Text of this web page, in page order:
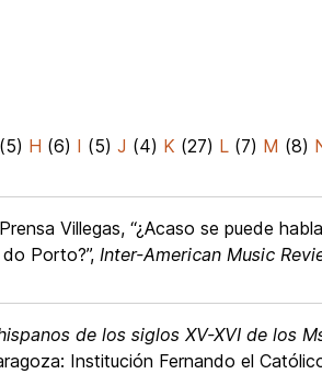
(5) H (6) I (5)J (4) K (27) L (7) M (8)
Villegas, “¿Acaso se puede
Porto?”,Inter-American Music
de los siglos XV-XVI de los
Institución Fernando el